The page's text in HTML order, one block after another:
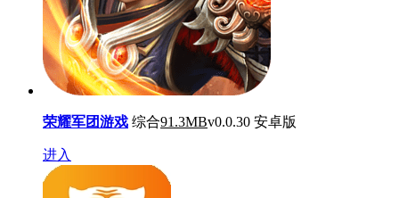
荣耀军团游戏 综合91.3MBv0.0.30 安卓版
进入